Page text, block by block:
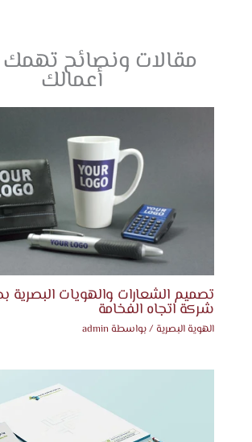
مقالات ونصائح تهمك
أعمالك
تصميم الشعارات والهويات البصرية
شركة اتجاه الفخامة
الهوية البصرية / بواسطة admin